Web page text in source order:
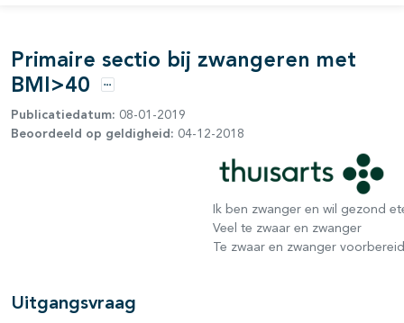
Primaire sectio bij zwangeren met
BMI>40
Opties
Publicatiedatum: 08-01-2019
Beoordeeld op geldigheid: 04-12-2018
Ik ben zwanger en wil gezond
Veel te zwaar en zwanger
Te zwaar en zwanger
Uitgangsvraag